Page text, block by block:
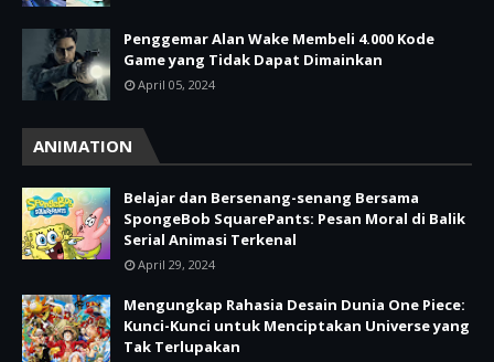
Penggemar Alan Wake Membeli 4.000 Kode
Game yang Tidak Dapat Dimainkan
April 05, 2024
ANIMATION
Belajar dan Bersenang-senang Bersama
SpongeBob SquarePants: Pesan Moral di Balik
Serial Animasi Terkenal
April 29, 2024
Mengungkap Rahasia Desain Dunia One Piece:
Kunci-Kunci untuk Menciptakan Universe yang
Tak Terlupakan